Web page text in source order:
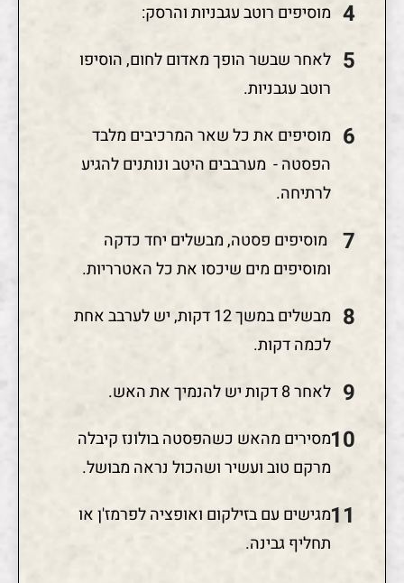
מוסיפים רוטב עגבניות והרסק:
לאחר שבשר הופך מאדום לחום, הוסיפו
רוטב עגבניות.
מוסיפים את כל שאר המרכיבים מלבד
הפסטה - מערבבים היטב ונותנים להגיע
לרתיחה.
מוסיפים פסטה, מבשלים יחד כדקה
ומוסיפים מים שיכסו את כל האטרריות.
מבשלים במשך 12 דקות, יש לערבב אחת
לכמה דקות.
לאחר 8 דקות יש להנמיך את האש.
מסירים מהאש כשהפסטה בולונז קיבלה
מרקם טוב ועשיר ושהכול נראה מבושל.
מגישים עם בזילקום ואופציה לפרמז'ן או
תחליף גבינה.